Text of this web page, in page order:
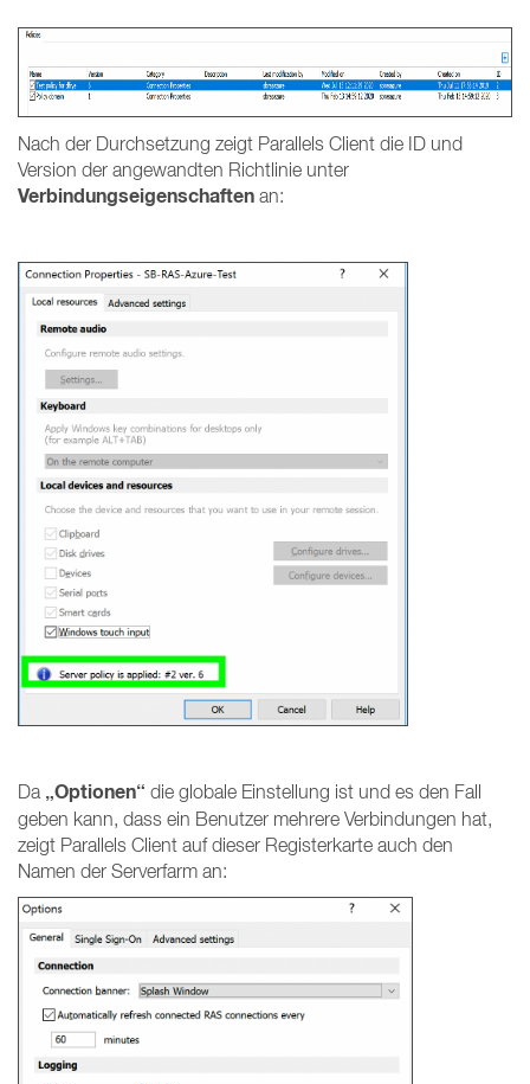
Nach der Durchsetzung zeigt Parallels Client die ID und
Version der angewandten Richtlinie unter
Verbindungseigenschaften an:
Da „Optionen“ die globale Einstellung ist und es den Fall
geben kann, dass ein Benutzer mehrere Verbindungen hat,
zeigt Parallels Client auf dieser Registerkarte auch den
Namen der Serverfarm an: